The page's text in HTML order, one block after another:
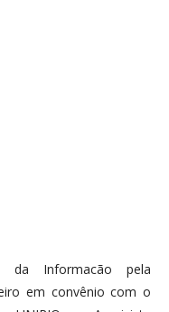
da Informacão pela
em convênio com o